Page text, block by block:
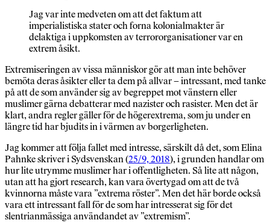
Jag var inte medveten om att det faktum att
imperialistiska stater och forna kolonialmakter är
delaktiga i uppkomsten av terrororganisationer var en
extrem åsikt.
Extremiseringen av vissa människor gör att man inte behöver
bemöta deras åsikter eller ta dem på allvar – intressant, med tanke
på att de som använder sig av begreppet mot vänstern eller
muslimer gärna debatterar med nazister och rasister. Men det är
klart, andra regler gäller för de högerextrema, som ju under en
längre tid har bjudits in i värmen av borgerligheten.
Jag kommer att följa fallet med intresse, särskilt då det, som Elina
Pahnke skriver i Sydsvenskan (25/9, 2018), i grunden handlar om
hur lite utrymme muslimer har i offentligheten. Så lite att någon,
utan att ha gjort research, kan vara övertygad om att de två
kvinnorna måste vara ”extrema röster”. Men det här borde också
vara ett intressant fall för de som har intresserat sig för det
slentrianmässiga användandet av ”extremism”.